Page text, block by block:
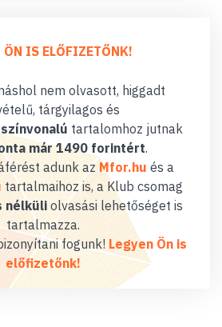
ÖN IS ELŐFIZETŐNK!
nem olvasott, higgadt
tárgyilagos és
tartalomhoz jutnak
már 1490 forintért.
adunk az Mfor.hu és a
tartalmaihoz is, a Klub csomag
nélküliolvasási lehetőséget is
tartalmazza.
fogunk! Legyen Ön is
előfizetőnk!